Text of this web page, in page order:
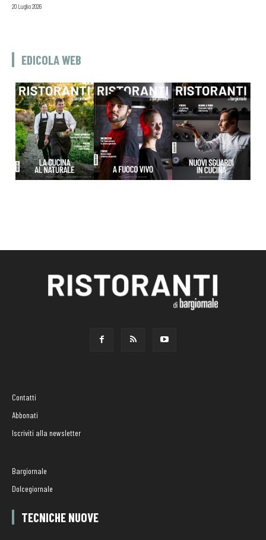
20 Luglio 2026
EDICOLA WEB
Contatti
Abbonati
Iscriviti alla newsletter
Bargiornale
Dolcegiornale
TECNICHE NUOVE